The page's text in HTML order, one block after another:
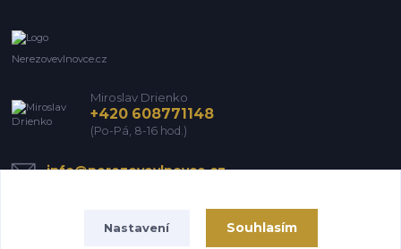
Nerezovevlnovce.cz
Miroslav Drienko
+420 608771148
(Po-Pá, 8-16 hod.)
info@nerezovevlnovce.cz
Nastavení Souhlasím